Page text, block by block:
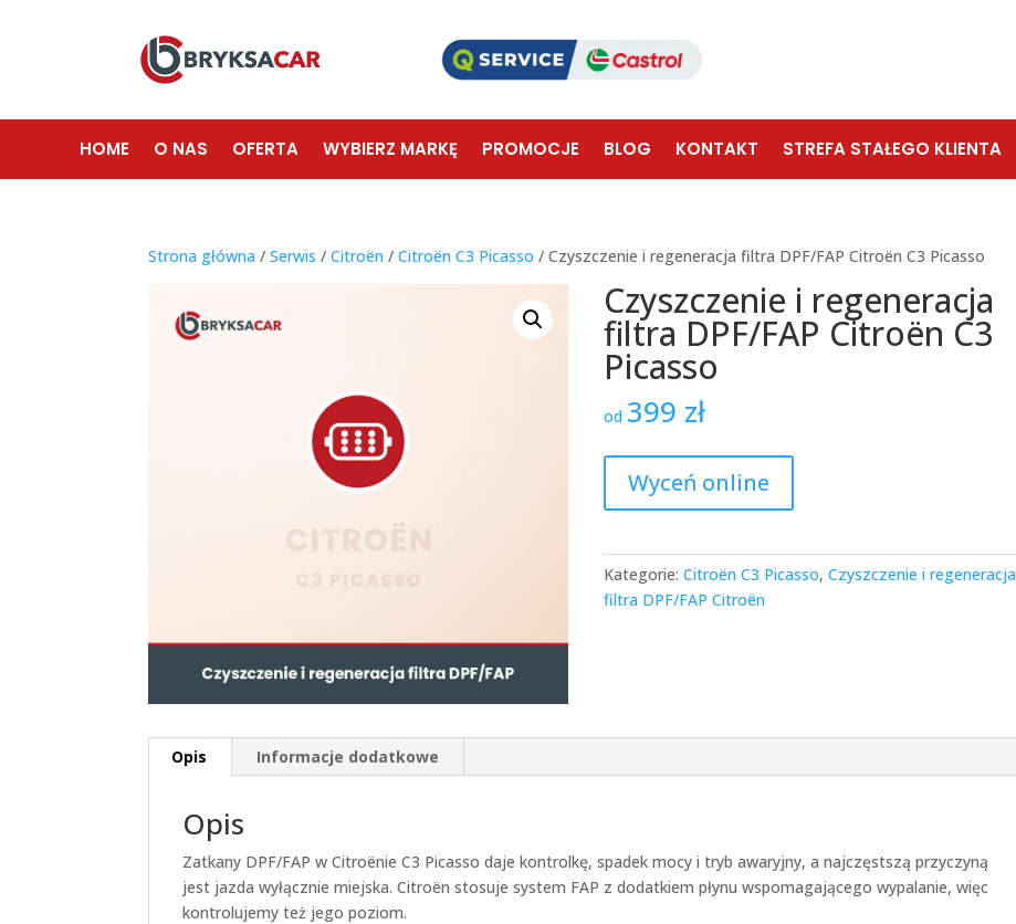
HOME O NAS OFERTA WYBIERZ MARKĘ PROMOCJE BLOG KONTAKT STREFA STAŁEGO KLIENTA
Strona główna /Serwis /Citroën /Citroën C3 Picasso / Czyszczenie i regeneracja filtra DPF/FAP Citroën C3 Picasso
Czyszczenie i regeneracja
filtra DPF/FAP Citroën C3
Picasso
od 399 zł
Wyceń online
Kategorie:Citroën C3 Picasso,Czyszczenie i regeneracja
filtra DPF/FAP Citroën
Opis Informacje dodatkowe
Opis
Zatkany DPF/FAP w Citroënie C3 Picasso daje kontrolkę, spadek mocy i tryb awaryjny, a najczęstszą przyczyną
jest jazda wyłącznie miejska. Citroën stosuje system FAP z dodatkiem płynu wspomagającego wypalanie, więc
kontrolujemy też jego poziom.